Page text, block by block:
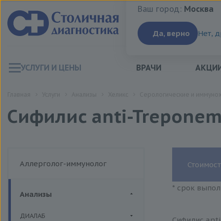
Ваш город:Москва
Ваш город: Москва
Да, верно Нет,
УСЛУГИ И ЦЕНЫ ВРАЧИ
Сифилис anti-
Аллерголог-иммунолог
Анализы
ДИАЛАБ
* срок